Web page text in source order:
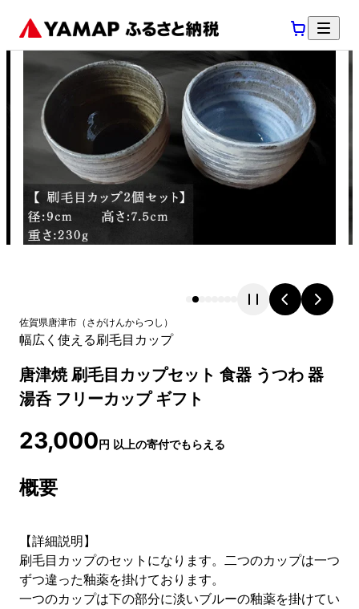
佐賀県唐津市 （ さがけんからつし ）
幅広く使える刷毛目カップ
唐津焼 刷毛目カップセット 食器 うつわ 器
湯呑 フリーカップ ギフト
23,000円 以上の寄付でもらえる
概要
【詳細説明】
刷毛目カップのセットになります。二つのカップは一つ
ずつ違った釉薬を掛けております。
一つのカップは下の部分に淡いブルーの釉薬を掛けてい